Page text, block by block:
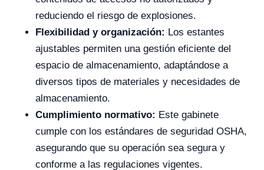
reduciendo el riesgo de explosiones.
Flexibilidad y organización: Los estantes
ajustables permiten una gestión eficiente del
espacio de almacenamiento, adaptándose a
diversos tipos de materiales y necesidades de
almacenamiento.
Cumplimiento normativo: Este gabinete
cumple con los estándares de seguridad OSHA,
asegurando que su operación sea segura y
conforme a las regulaciones vigentes.